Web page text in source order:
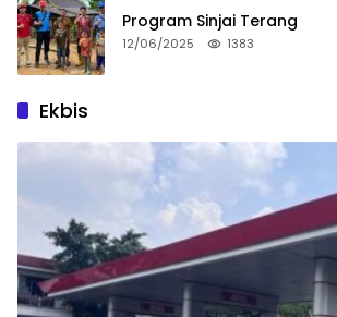
Program Sinjai Terang
12/06/2025 1383
Ekbis